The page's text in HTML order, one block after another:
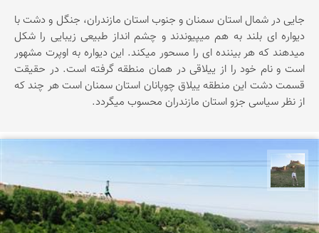
جایی در شمال استان سمنان و جنوب استان مازندران، جنگل و دشت با
دیواره ای بلند به هم میپیوندند و چشم انداز طبیعی زیبایی را شکل
میدهند که هر بیننده ای را مسحور میکند. این دیواره به اوپرت مشهور
است و نام خود را از ییلاقی در همان منطقه گرفته است. در حقیقت
قسمت دشت این منطقه ییلاق چوپانان استان سمنان است هر چند که
از نظر سیاسی جزو استان مازندران محسوب میگردد.